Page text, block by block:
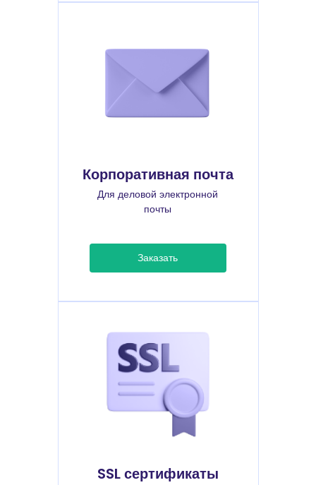
Корпоративная почта
Для деловой электронной
почты
Заказать
SSL сертификаты